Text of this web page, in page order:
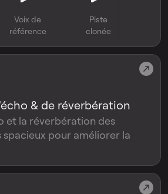
Voix de
référence
Piste
clonée
& de réverbération
et la réverbération des
pour améliorer la